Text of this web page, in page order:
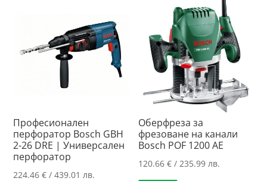
185.55 лв..
Професионален
перфоратор Bosch GBH
2-26 DRE | Универсален
перфоратор
224.46€ / 439.01 лв.
Оберфреза за
фрезоване на канали
Bosch POF 1200 AE
120.66€ / 235.99 лв.